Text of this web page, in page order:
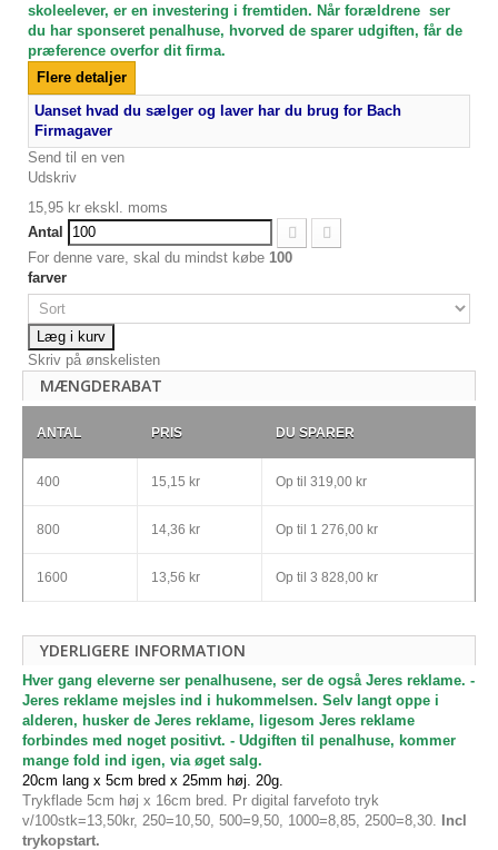
skoleelever, er en investering i fremtiden. Når forældrene ser
du har sponseret penalhuse, hvorved de sparer udgiften, får de
præference overfor dit firma.
Flere detaljer
Uanset hvad du sælger og laver har du brug for Bach
Firmagaver
Send til en ven
Udskriv
15,95 kr ekskl. moms
Antal
For denne vare, skal du mindst købe 100
farver
Læg i kurv
Skriv på ønskelisten
MÆNGDERABAT
ANTAL PRIS DU SPARER
400 15,15 kr Op til 319,00 kr
800 14,36 kr Op til 1 276,00 kr
1600 13,56 kr Op til 3 828,00 kr
YDERLIGERE INFORMATION
Hver gang eleverne ser penalhusene, ser de også Jeres reklame. -
Jeres reklame mejsles ind i hukommelsen. Selv langt oppe i
alderen, husker de Jeres reklame, ligesom Jeres reklame
forbindes med noget positivt. - Udgiften til penalhuse, kommer
mange fold ind igen, via øget salg.
20cm lang x 5cm bred x 25mm høj. 20g.
Trykflade 5cm høj x 16cm bred. Pr digital farvefoto tryk
v/100stk=13,50kr, 250=10,50, 500=9,50, 1000=8,85, 2500=8,30. Incl
trykopstart.